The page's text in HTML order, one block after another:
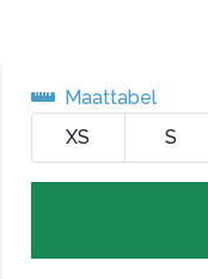
Maattabel
XS
S